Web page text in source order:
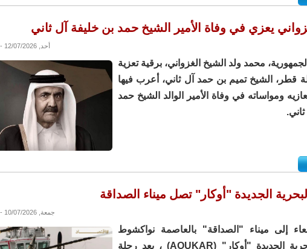
يعزي في وفاة الأمير الشيخ حمد بن خليفة آل ثاني
أحد, 12/07/2026 - 15:01
محمد ولد الشيخ الغزواني، برقية تعزية
قطر، الشيخ تميم بن حمد آل ثاني، أعرب فيها
ومواساته في وفاة الأمير الوالد الشيخ حمد
الجديدة "أوكار" تصل ميناء الصداقة
جمعة, 10/07/2026 - 12:52
إلى ميناء "الصداقة" بالعاصمة نواكشوط
القاطرة البحرية الجديدة "أوكار" (AOUKAR) ، بعد رحلة